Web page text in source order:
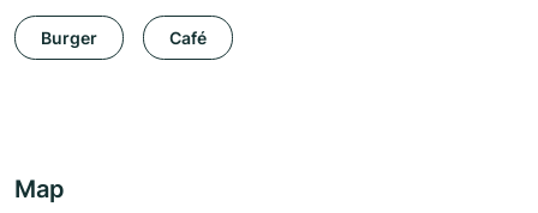
Burger Café
Map